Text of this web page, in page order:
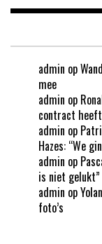
admin op
mee
admin op
contract
admin op
Hazes: “We
admin op
is niet gelukt”
admin op
foto’s